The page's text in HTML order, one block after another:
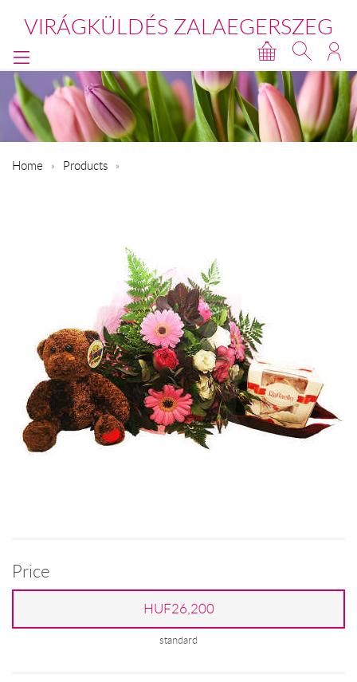
VIRÁGKÜLDÉS ZALAEGERSZEG
Home Products
Price
HUF26,200
standard